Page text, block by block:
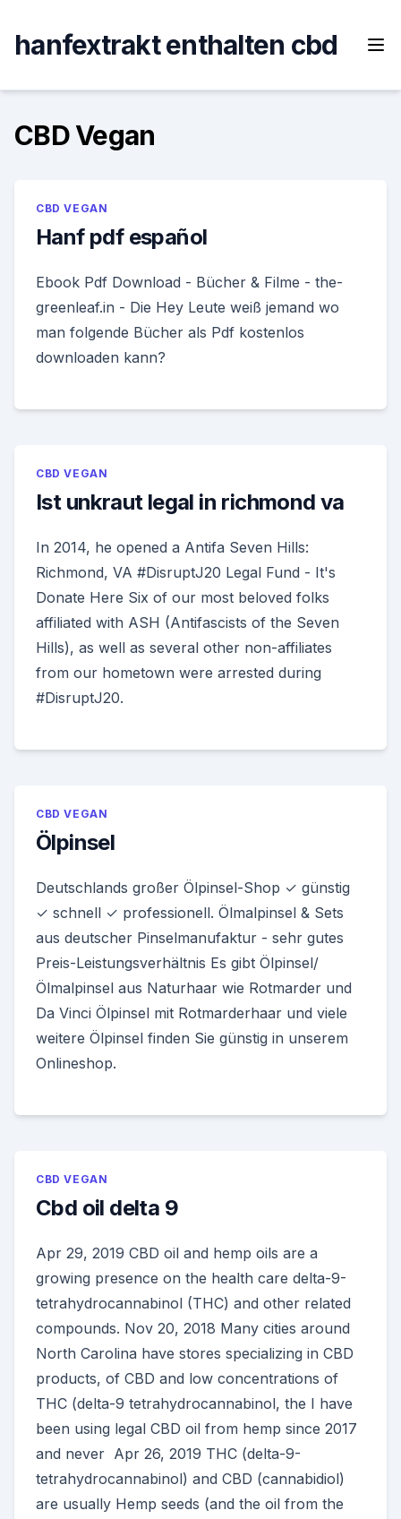
content
hanfextrakt enthalten cbd
CBD Vegan
CBD VEGAN
Hanf pdf español
Ebook Pdf Download - Bücher & Filme - the-
greenleaf.in - Die Hey Leute weiß jemand wo
man folgende Bücher als Pdf kostenlos
downloaden kann?
CBD VEGAN
Ist unkraut legal in richmond va
In 2014, he opened a Antifa Seven Hills:
Richmond, VA #DisruptJ20 Legal Fund - It's
Donate Here Six of our most beloved folks
affiliated with ASH (Antifascists of the Seven
Hills), as well as several other non-affiliates
from our hometown were arrested during
#DisruptJ20.
CBD VEGAN
Ölpinsel
Deutschlands großer Ölpinsel-Shop ✓ günstig
✓ schnell ✓ professionell. Ölmalpinsel & Sets
aus deutscher Pinselmanufaktur - sehr gutes
Preis-Leistungsverhältnis Es gibt Ölpinsel/
Ölmalpinsel aus Naturhaar wie Rotmarder und
Da Vinci Ölpinsel mit Rotmarderhaar und viele
weitere Ölpinsel finden Sie günstig in unserem
Onlineshop.
CBD VEGAN
Cbd oil delta 9
Apr 29, 2019 CBD oil and hemp oils are a
growing presence on the health care delta-9-
tetrahydrocannabinol (THC) and other related
compounds. Nov 20, 2018 Many cities around
North Carolina have stores specializing in CBD
products, of CBD and low concentrations of
THC (delta-9 tetrahydrocannabinol, the I have
been using legal CBD oil from hemp since 2017
and never Apr 26, 2019 THC (delta-9-
tetrahydrocannabinol) and CBD (cannabidiol)
are usually Hemp seeds (and the oil from the